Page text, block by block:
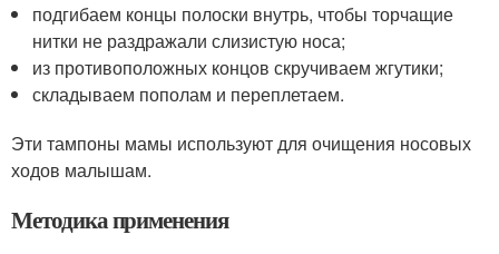
подгибаем концы полоски внутрь, чтобы торчащие
нитки не раздражали слизистую носа;
из противоположных концов скручиваем жгутики;
складываем пополам и переплетаем.
Эти тампоны мамы используют для очищения носовых
ходов малышам.
Методика применения